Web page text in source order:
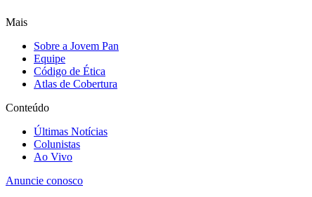
Mais
Sobre a Jovem Pan
Equipe
Código de Ética
Atlas de Cobertura
Conteúdo
Últimas Notícias
Colunistas
Ao Vivo
Anuncie conosco